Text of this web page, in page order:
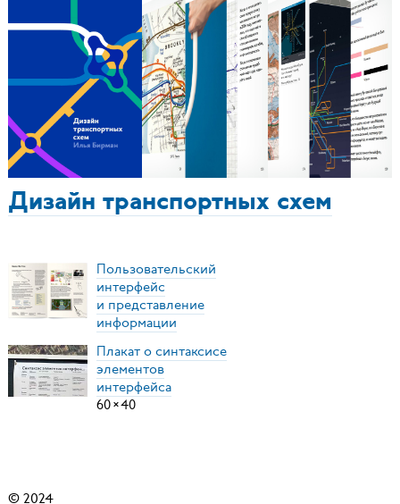
Дизайн транспортных схем
Пользовательский
интерфейс
и представление
информации
Плакат о синтаксисе
элементов
интерфейса
60×40
© 2024